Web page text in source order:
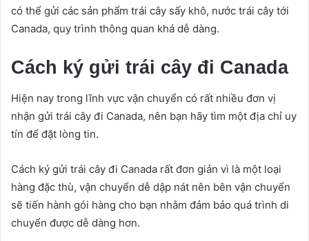
có thể gửi các sản phẩm trái cây sấy khô, nước trái cây tới
Canada, quy trình thông quan khá dễ dàng.
Cách ký gửi trái cây đi Canada
Hiện nay trong lĩnh vực vận chuyển có rất nhiều đơn vị
nhận gửi trái cây đi Canada, nên bạn hãy tìm một địa chỉ uy
tín để đặt lòng tin.
Cách ký gửi trái cây đi Canada rất đơn giản vì là một loại
hàng đặc thù, vận chuyển dễ dập nát nên bên vận chuyển
sẽ tiến hành gói hàng cho bạn nhằm đảm bảo quá trình di
chuyển được dễ dàng hơn.